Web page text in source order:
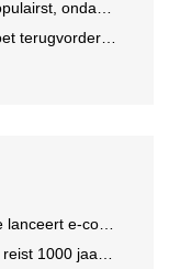
digitale alternatieven
voor de Media
voor koffieliefhebbers
de tijd naar 'Hemastein'